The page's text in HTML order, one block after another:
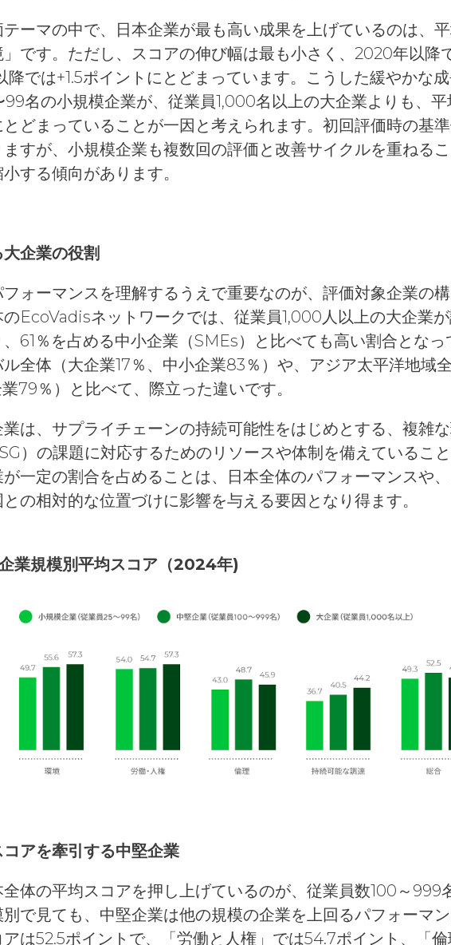
ーマの中で、日本企業が最も高い成果を上げているのは、
です。ただし、スコアの伸び幅は最も小さく、2020年以降
降では+1.5ポイントにとどまっています。こうした緩やかな成
名の小規模企業が、従業員1,000名以上の大企業よりも、平
どまっていることが一因と考えられます。初回評価時の基
すが、小規模企業も複数回の評価と改善サイクルを重ねる
する傾向があります。
企業の役割
フォーマンスを理解するうえで重要なのが、評価対象企業の
EcoVadisネットワークでは、従業員1,000人以上の大企業
61％を占める中小企業（SMEs）と比べても高い割合とな
全体（大企業17％、中小企業83％）や、アジア太平洋地域
79％）と比べて、際立った違いです。
は、サプライチェーンの持続可能性をはじめとする、複雑
）の課題に対応するためのリソースや体制を備えていること
一定の割合を占めることは、日本全体のパフォーマンスや
の相対的な位置づけに影響を与える要因となり得ます。
業規模別平均スコア（2024年)
コアを牽引する中堅企業
体の平均スコアを押し上げているのが、従業員数100～999
で見ても、中堅企業は他の規模の企業を上回るパフォーマ
アは52.5ポイントで、「労働と人権」では54.7ポイント、「